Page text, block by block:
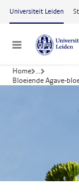
Ga naar
Universiteit Leiden
Menu
Home ...
Bloeiende Agave-